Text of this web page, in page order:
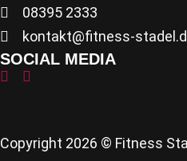
08395 2333
kontakt@fitness-
SOCIAL MEDIA
Copyright 2026 © Fitness